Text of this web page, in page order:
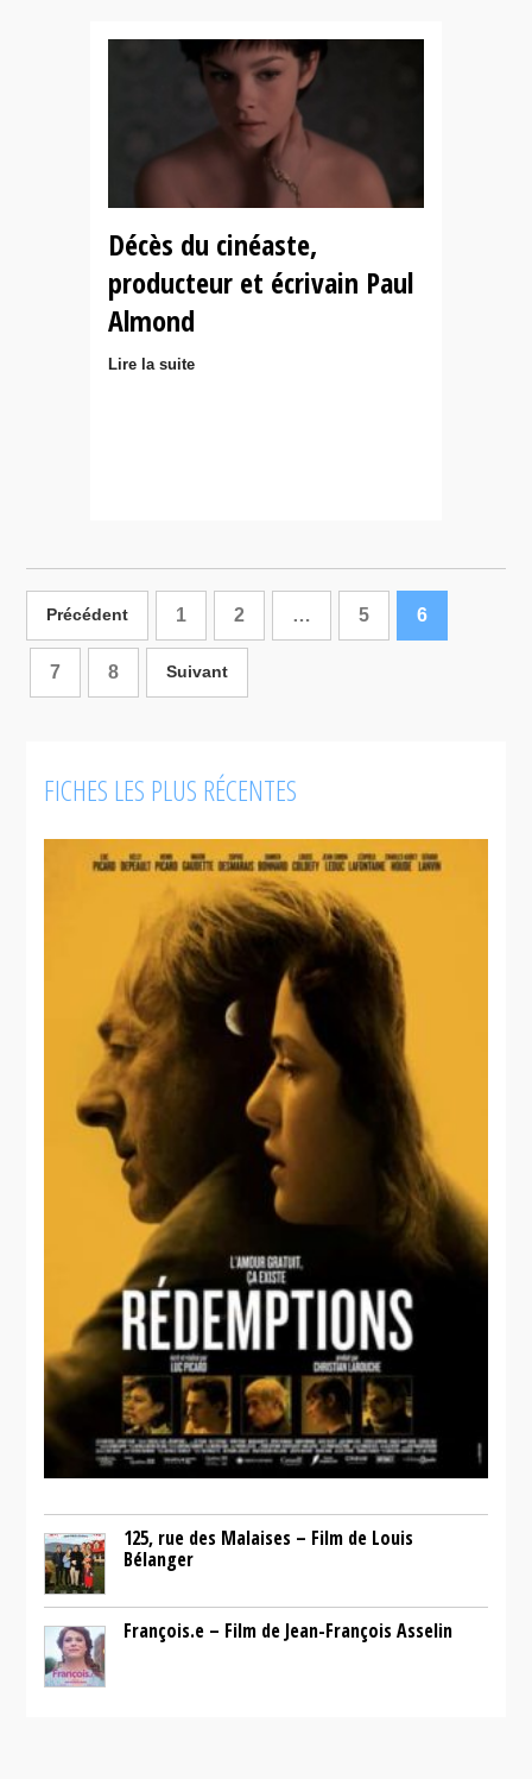
Décès du cinéaste,
producteur et écrivain Paul
Almond
Lire la suite
Précédent 1 2 … 5 6
7 8 Suivant
FICHES LES PLUS RÉCENTES
125, rue des Malaises – Film de Louis
Bélanger
François.e – Film de Jean-François Asselin